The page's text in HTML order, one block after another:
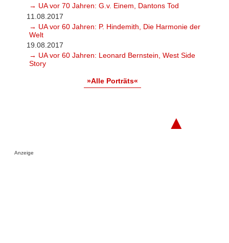
→ UA vor 70 Jahren: G.v. Einem, Dantons Tod
11.08.2017
→ UA vor 60 Jahren: P. Hindemith, Die Harmonie der
Welt
19.08.2017
→ UA vor 60 Jahren: Leonard Bernstein, West Side
Story
»Alle Porträts«
▲
Anzeige